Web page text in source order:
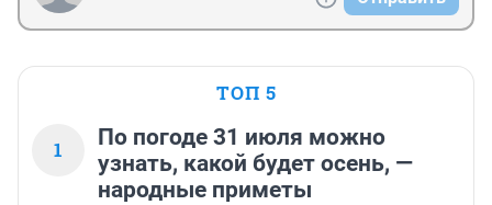
ТОП 5
1
По погоде 31 июля можно
узнать, какой будет осень, —
народные приметы